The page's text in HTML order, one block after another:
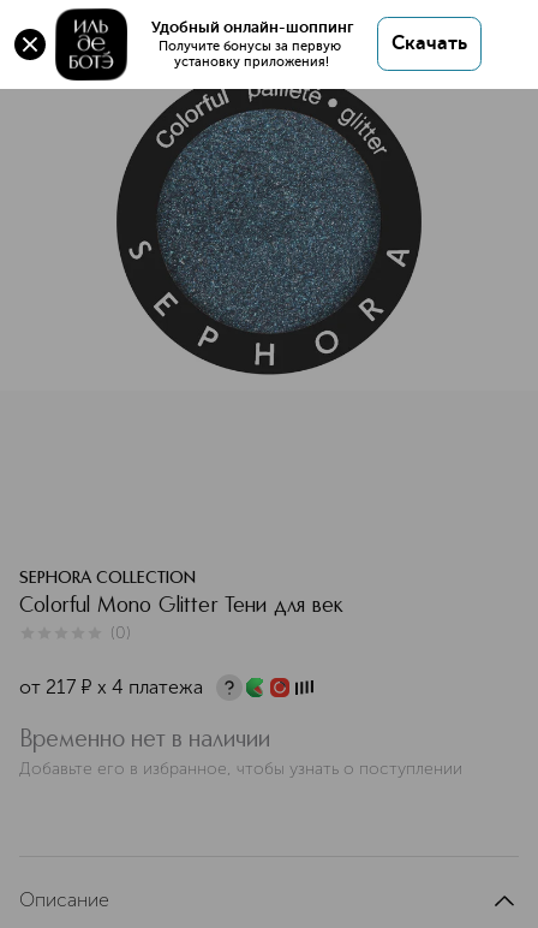
Удобный онлайн-шоппинг
Получите бонусы за первую
установку приложения!
Скачать
Colorful Mono Glitter Тени для век
Colorful Mono Glitter Тени для век
SEPHORA COLLECTION
Colorful Mono Glitter Тени для век
(0)
от 217 ¤ х 4 платежа
Временно нет в наличии
Добавьте его в избранное, чтобы узнать о поступлении
Описание